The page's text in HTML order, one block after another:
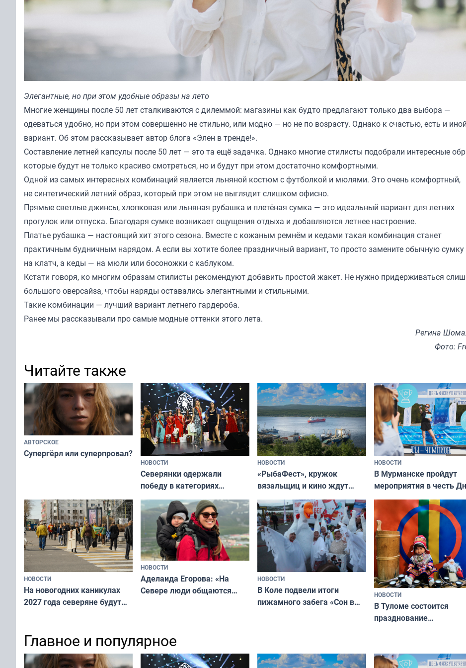
Элегантные, но при этом удобные образы на лето
Многие женщины после 50 лет сталкиваются с дилеммой: магазины как будто предлагают только два выбора —
одеваться удобно, но при этом совершенно не стильно, или модно — но не по возрасту. Однако к счастью, есть и иной
вариант. Об этом рассказывает автор блога «Элен в тренде!».
Составление летней капсулы после 50 лет — это та ещё задачка. Однако многие стилисты подобрали интересные
которые будут не только красиво смотреться, но и будут при этом достаточно комфортными.
Одной из самых интересных комбинаций является льняной костюм с футболкой и мюлями. Это очень комфортный,
не синтетический летний образ, который при этом не выглядит слишком офисно.
Прямые светлые джинсы, хлопковая или льняная рубашка и плетёная сумка — это идеальный вариант для летних
прогулок или отпуска. Благодаря сумке возникает ощущения отдыха и добавляются летнее настроение.
Платье рубашка — настоящий хит этого сезона. Вместе с кожаным ремнём и кедами такая комбинация станет
практичным будничным нарядом. А если вы хотите более праздничный вариант, то просто замените обычную сумку
на клатч, а кеды — на мюли или босоножки с каблуком.
Кстати говоря, ко многим образам стилисты рекомендуют добавить простой жакет. Не нужно придерживаться
большого оверсайза, чтобы наряды оставались элегантными и стильными.
Такие комбинации — лучший вариант летнего гардероба.
Ранее мы рассказывали про самые модные оттенки этого лета.
Регина
Фото:
Читайте также
АВТОРСКОЕ
Супергёрл или суперпровал?
НОВОСТИ
Северянки одержали
победу в категориях
всероссийского конкурса
«Мисс и Миссис Великая
Русь»
НОВОСТИ
«РыбаФест», кружок
вязальщиц и кино ждут
мурманчан в эти выходные
НОВОСТИ
В Мурманске пройдут
мероприятия в честь
физкультурника
НОВОСТИ
На новогодних каникулах
2027 года северяне будут
НОВОСТИ
Аделаида Егорова: «На
Севере люди общаются
НОВОСТИ
В Коле подвели итоги
пижамного забега «Сон в
НОВОСТИ
В Туломе состоится
празднование
Главное и популярное